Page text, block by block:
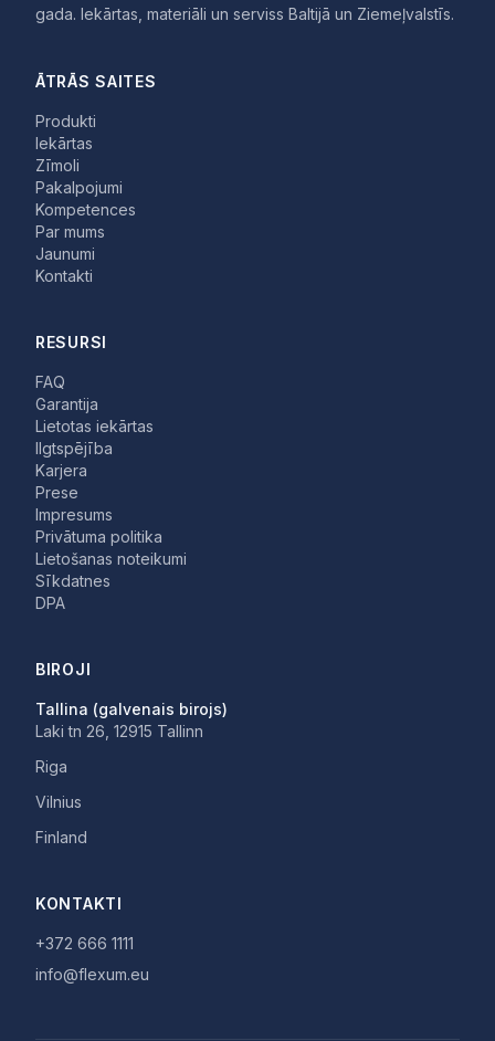
gada. Iekārtas, materiāli un serviss Baltijā un Ziemeļvalstīs.
ĀTRĀS SAITES
Produkti
Iekārtas
Zīmoli
Pakalpojumi
Kompetences
Par mums
Jaunumi
Kontakti
RESURSI
FAQ
Garantija
Lietotas iekārtas
Ilgtspējība
Karjera
Prese
Impresums
Privātuma politika
Lietošanas noteikumi
Sīkdatnes
DPA
BIROJI
Tallina (galvenais birojs)
Laki tn 26, 12915 Tallinn
Riga
Vilnius
Finland
KONTAKTI
+372 666 1111
info@flexum.eu